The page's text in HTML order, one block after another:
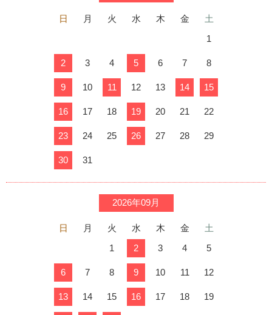
日 月 火 水 木 金
土
1
2 3 4 5 6 7 8
9 10 11 12 13 14 15
16 17 18 19 20 21 22
23 24 25 26 27 28 29
30 31
2026年09月
日 月 火 水 木 金
土
1
2 3 4 5
6 7 8 9 10 11 12
13 14 15 16 17 18 19